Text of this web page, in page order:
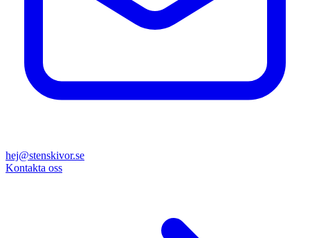
hej@stenskivor.se
Kontakta oss